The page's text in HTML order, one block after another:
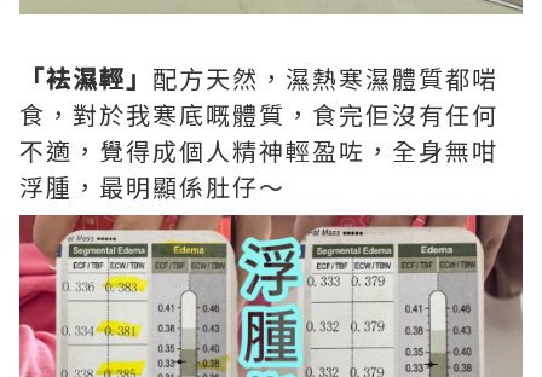
「袪濕輕」 配方天然，濕熱寒濕體質都啱
食，對於我寒底嘅體質，食完佢沒有任何
不適，覺得成個人精神輕盈咗，全身無咁
浮腫，最明顯係肚仔～